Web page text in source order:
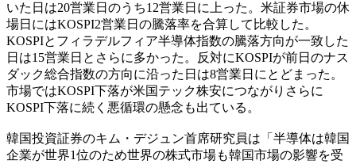
いた日は20営業日のうち12営業日に上った。米証券市場の休
場日にはKOSPI2営業日の騰落率を合算して比較した。
KOSPIとフィラデルフィア半導体指数の騰落方向が一致した
日は15営業日とさらに多かった。反対にKOSPIが前日のナス
ダック総合指数の方向に沿った日は8営業日にとどまった。
市場ではKOSPI下落が米国テック株安につながりさらに
KOSPI下落に続く悪循環の懸念も出ている。
韓国投資証券のキム・デジュン首席研究員は「半導体は韓国
企業が世界1位のため世界の株式市場も韓国市場の影響を受